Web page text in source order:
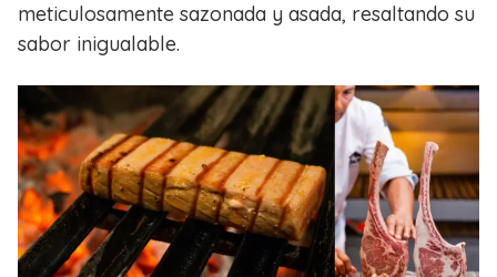
meticulosamente sazonada y asada, resaltando su
sabor inigualable.